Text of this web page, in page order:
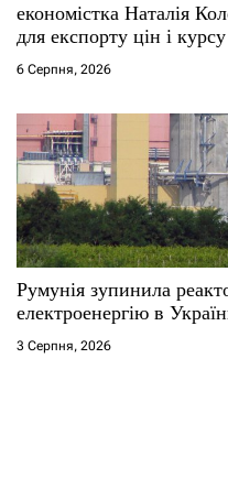
економістка Наталія
для експорту цін і курсу
6 Серпня, 2026
Румунія зупинила
електроенергію в
3 Серпня, 2026